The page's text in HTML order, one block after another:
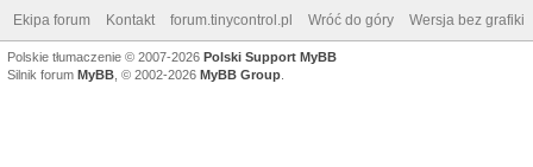
Ekipa forum Kontakt forum.tinycontrol.pl Wróć do góry Wersja bez grafiki
Polskie tłumaczenie © 2007-2026 Polski Support MyBB
Silnik forum MyBB , © 2002-2026 MyBB Group